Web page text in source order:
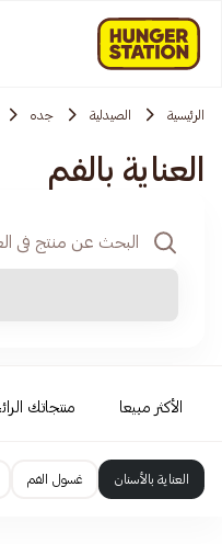
الرئيسية الصيدلية جده
العناية بالفم
الأكثر مبيعا منتجاتك
العناية بالأسنان غسول الفم